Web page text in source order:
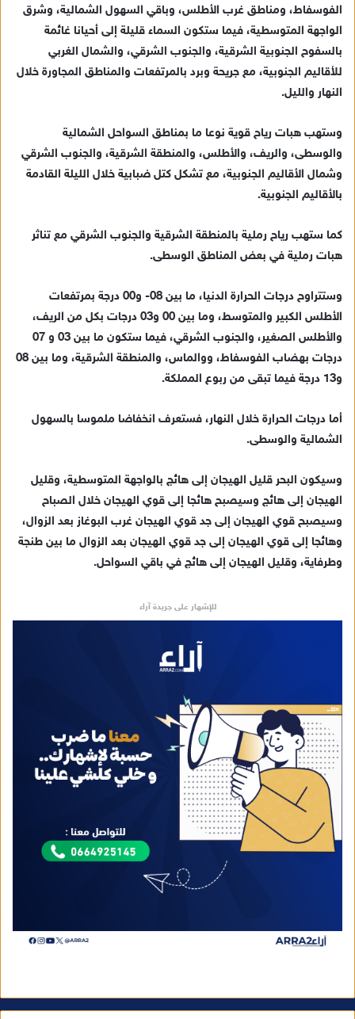
ر
الفوسفاط، ومناطق غرب الأطلس، وباقي السهول الشمالية، وشرق
الواجهة المتوسطية، فيما ستكون السماء قليلة إلى أحيانا غائمة
بالسفوح الجنوبية الشرقية، والجنوب الشرقي، والشمال الغربي
للأقاليم الجنوبية، مع جريحة وبرد بالمرتفعات والمناطق المجاورة خلال
النهار والليل.
وستهب هبات رياح قوية نوعا ما بمناطق السواحل الشمالية
والوسطى، والريف، والأطلس، والمنطقة الشرقية، والجنوب الشرقي
وشمال الأقاليم الجنوبية، مع تشكل كتل ضبابية خلال الليلة القادمة
بالأقاليم الجنوبية.
كما ستهب رياح رملية بالمنطقة الشرقية والجنوب الشرقي مع تناثر
هبات رملية في بعض المناطق الوسطى.
وستتراوح درجات الحرارة الدنيا، ما بين 08- و00 درجة بمرتفعات
الأطلس الكبير والمتوسط، وما بين 00 و03 درجات بكل من الريف،
والأطلس الصغير، والجنوب الشرقي، فيما ستكون ما بين 03 و 07
درجات بهضاب الفوسفاط، ووالماس، والمنطقة الشرقية، وما بين 08
و13 درجة فيما تبقى من ربوع المملكة.
أما درجات الحرارة خلال النهار، فستعرف انخفاضا ملموسا بالسهول
الشمالية والوسطى.
وسيكون البحر قليل الهيجان إلى هائج بالواجهة المتوسطية، وقليل
الهيجان إلى هائج وسيصبح هائجا إلى قوي الهيجان خلال الصباح
وسيصبح قوي الهيجان إلى جد قوي الهيجان غرب البوغاز بعد الزوال،
وهائجا إلى قوي الهيجان إلى جد قوي الهيجان بعد الزوال ما بين طنجة
وطرفاية، وقليل الهيجان إلى هائج في باقي السواحل.
للإشهار على جريدة آراء